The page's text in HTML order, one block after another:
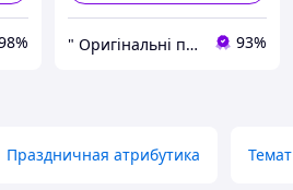
" Оригінальні подарунки " Інтернет - магазин ( оригинальныеподарки.com ) 93%
Праздничная атрибутика